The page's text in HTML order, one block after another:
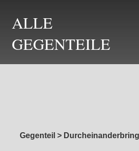
ALLE
GEGENTEILE
Gegenteil >